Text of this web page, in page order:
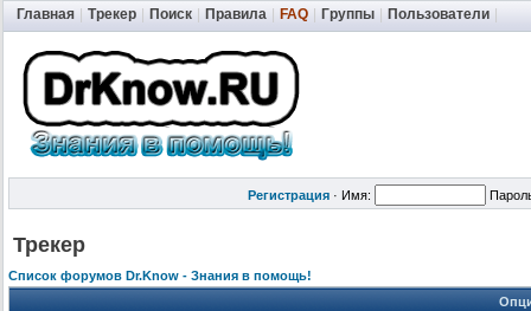
Главная Трекер Поиск Правила FAQ Группы Пользователи
Регистрация · Имя:
Трекер
Список форумов Dr.Know - Знания в помощь!